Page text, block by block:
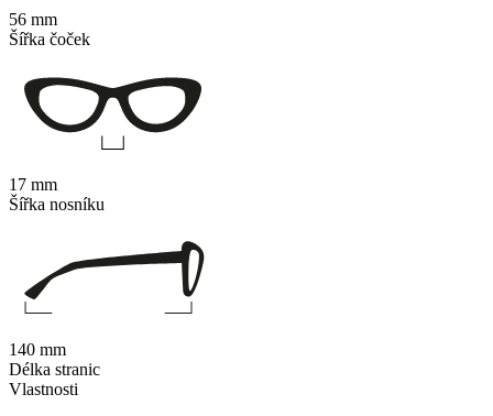
Vlastnosti
56 mm
Šířka čoček
17 mm
Šířka nosníku
140 mm
Délka stranic